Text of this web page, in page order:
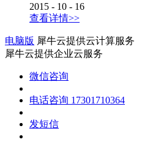
2015 - 10 - 16
查看详情>>
电脑版 犀牛云提供云计算服务
犀牛云提供企业云服务
微信咨询
电话咨询 17301710364
发短信